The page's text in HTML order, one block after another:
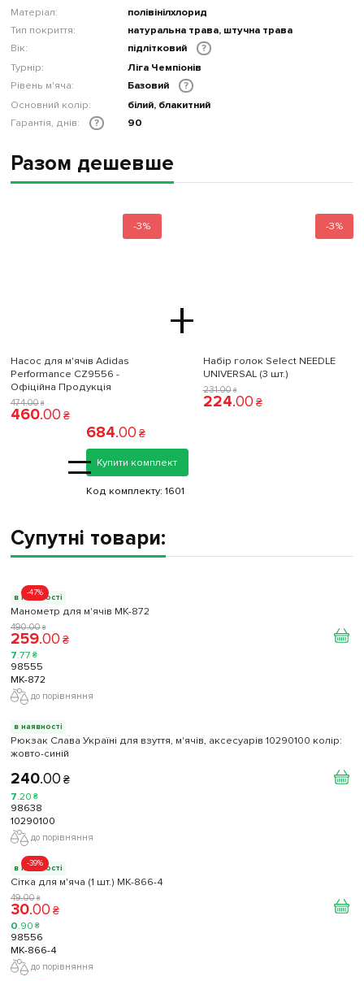
Матеріал:
полівінілхлорид
Тип покриття:
натуральна трава, штучна трава
Вік:
підлітковий
?
Турнір:
Ліга Чемпіонів
Рівень м'яча:
Базовий
?
Основний колір:
білий, блакитний
Гарантія, днів:
? 90
Разом дешевше
-3%
+
Насос для м'ячів Adidas
Performance CZ9556 -
Офіційна Продукція
474.00 ₴
460.00 ₴
-3%
Набір голок Select NEEDLE
UNIVERSAL (3 шт.)
231.00 ₴
224.00 ₴
=
684.00 ₴
Купити комплект
Код комплекту: 1601
Супутні товари:
-47%
в наявності
Манометр для м'ячів МК-872
490.00 ₴
259.00 ₴
7.77 ₴
98555
МК-872
до порівняння
в наявності
Рюкзак Слава Україні для взуття, м'ячів, аксесуарів 10290100 колiр:
жовто-синій
240.00 ₴
7.20 ₴
98638
10290100
до порівняння
-39%
в наявності
Сітка для м'яча (1 шт.) МК-866-4
49.00 ₴
30.00 ₴
0.90 ₴
98556
МК-866-4
до порівняння